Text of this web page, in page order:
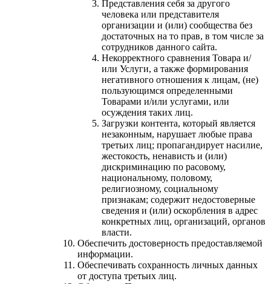
Представления себя за другого
человека или представителя
организации и (или) сообщества без
достаточных на то прав, в том числе за
сотрудников данного сайта.
Некорректного сравнения Товара и/
или Услуги, а также формирования
негативного отношения к лицам, (не)
пользующимся определенными
Товарами и/или услугами, или
осуждения таких лиц.
Загрузки контента, который является
незаконным, нарушает любые права
третьих лиц; пропагандирует насилие,
жестокость, ненависть и (или)
дискриминацию по расовому,
национальному, половому,
религиозному, социальному
признакам; содержит недостоверные
сведения и (или) оскорбления в адрес
конкретных лиц, организаций, органов
власти.
Обеспечить достоверность предоставляемой
информации.
Обеспечивать сохранность личных данных
от доступа третьих лиц.